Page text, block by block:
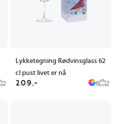
2
Lykketegning Rødvinsglass 62
cl pust livet er nå
209,- 6 2